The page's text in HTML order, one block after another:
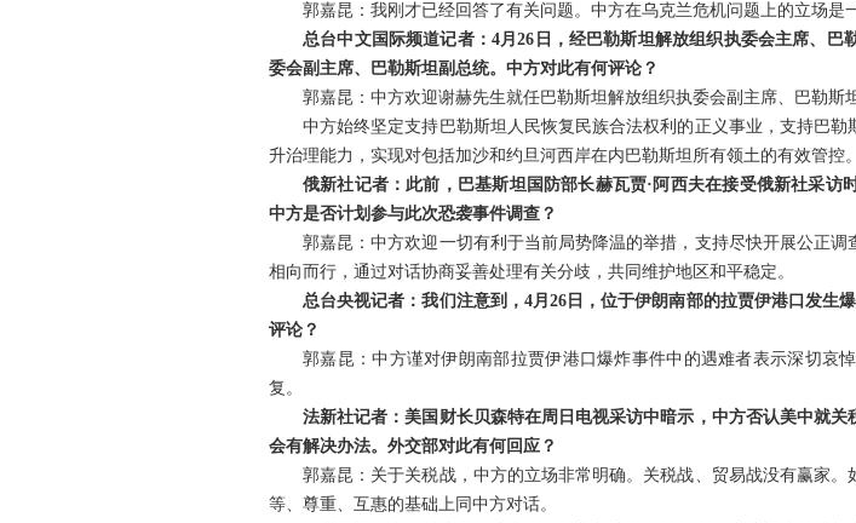
郭嘉昆：我刚才已经回答了有关问题。中方在乌克兰危机问题上的立场是
总台中文国际频道记者：4月26日，经巴勒斯坦解放组织执委会主席、
委会副主席、巴勒斯坦副总统。中方对此有何评论？
郭嘉昆：中方欢迎谢赫先生就任巴勒斯坦解放组织执委会副主席、巴勒斯
中方始终坚定支持巴勒斯坦人民恢复民族合法权利的正义事业，支持巴
升治理能力，实现对包括加沙和约旦河西岸在内巴勒斯坦所有领土的有效管控。
俄新社记者：此前，巴基斯坦国防部长赫瓦贾·阿西夫在接受俄新社采访
中方是否计划参与此次恐袭事件调查？
郭嘉昆：中方欢迎一切有利于当前局势降温的举措，支持尽快开展公正
相向而行，通过对话协商妥善处理有关分歧，共同维护地区和平稳定。
总台央视记者：我们注意到，4月26日，位于伊朗南部的拉贾伊港口发生
评论？
郭嘉昆：中方谨对伊朗南部拉贾伊港口爆炸事件中的遇难者表示深切哀
复。
法新社记者：美国财长贝森特在周日电视采访中暗示，中方否认美中就
会有解决办法。外交部对此有何回应？
郭嘉昆：关于关税战，中方的立场非常明确。关税战、贸易战没有赢家
等、尊重、互惠的基础上同中方对话。